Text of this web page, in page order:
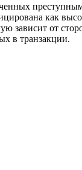
как
зависит от
в транзакции.